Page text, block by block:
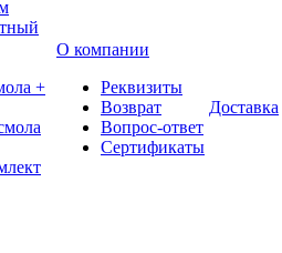
+
О компании
Реквизиты
Возврат
Вопрос-ответ
Сертификаты
Доставка